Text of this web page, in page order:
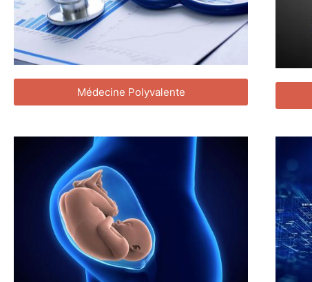
Médecine Polyvalente